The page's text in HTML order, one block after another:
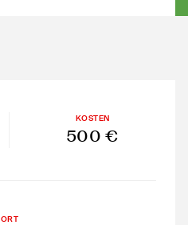
KOSTEN
500 €
ORT